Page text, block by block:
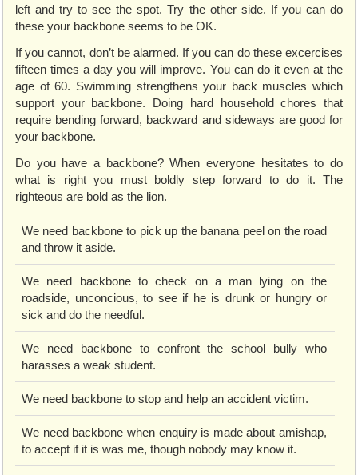
left and try to see the spot. Try the other side. If you can do
these your backbone seems to be OK.
If you cannot, don’t be alarmed. If you can do these excercises
fifteen times a day you will improve. You can do it even at the
age of 60. Swimming strengthens your back muscles which
support your backbone. Doing hard household chores that
require bending forward, backward and sideways are good for
your backbone.
Do you have a backbone? When everyone hesitates to do
what is right you must boldly step forward to do it. The
righteous are bold as the lion.
We need backbone to pick up the banana peel on the road
and throw it aside.
We need backbone to check on a man lying on the
roadside, unconcious, to see if he is drunk or hungry or
sick and do the needful.
We need backbone to confront the school bully who
harasses a weak student.
We need backbone to stop and help an accident victim.
We need backbone when enquiry is made about amishap,
to accept if it is was me, though nobody may know it.